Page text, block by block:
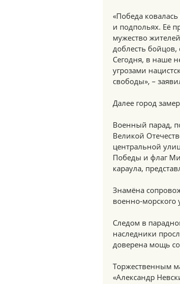
«Победа
и подпольях. Её
мужество
доблесть бойцов,
Сегодня, в наше
угрозами
свободы», –
Далее город
Военный парад,
Великой
центральной
Победы и флаг
караула,
Знамёна
военно-
Следом в
наследники
доверена мощь
Торжественным
«Александр